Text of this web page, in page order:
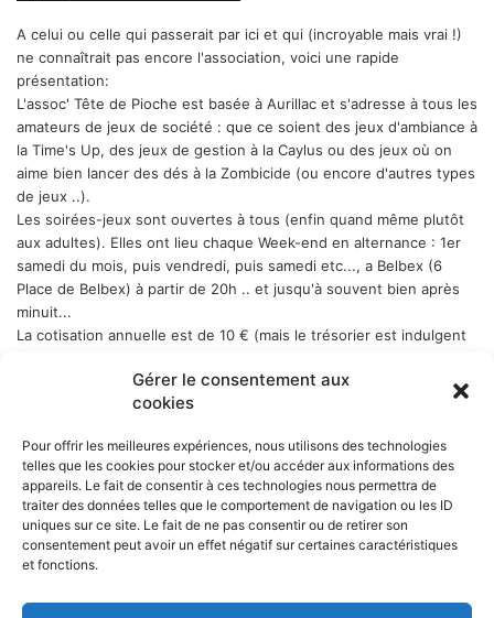
Gérer le consentement aux
cookies
Pour offrir les meilleures expériences, nous utilisons des technologies
telles que les cookies pour stocker et/ou accéder aux informations des
appareils. Le fait de consentir à ces technologies nous permettra de
traiter des données telles que le comportement de navigation ou les ID
uniques sur ce site. Le fait de ne pas consentir ou de retirer son
consentement peut avoir un effet négatif sur certaines caractéristiques
et fonctions.
A celui ou celle qui passerait par ici et qui (incroyable mais vrai !)
ne connaîtrait pas encore l'association, voici une rapide
présentation:
L'assoc' Tête de Pioche est basée à Aurillac et s'adresse à tous les
amateurs de jeux de société : que ce soient des jeux d'ambiance à
la Time's Up, des jeux de gestion à la Caylus ou des jeux où on
aime bien lancer des dés à la Zombicide (ou encore d'autres types
de jeux ..).
Les soirées-jeux sont ouvertes à tous (enfin quand même plutôt
aux adultes). Elles ont lieu chaque Week-end en alternance : 1er
samedi du mois, puis vendredi, puis samedi etc..., a Belbex (6
Place de Belbex) à partir de 20h .. et jusqu'à souvent bien après
minuit...
La cotisation annuelle est de 10 € (mais le trésorier est indulgent
cela vous dit, n'hésitez pas !
NOS PARTENAIRES
La ville d'Aurillac
La réponse ludique - 10 rue Victor Hugo, 15000 Aurillac